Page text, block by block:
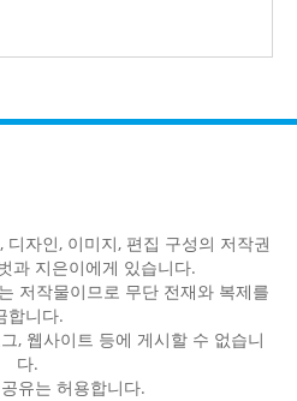
자인, 이미지, 편집 구성의 저작권
과 지은이에게 있습니다.
저작물이므로 무단 전재와 복제를
합니다.
, 웹사이트 등에 게시할 수 없습니
다.
유는 허용합니다.